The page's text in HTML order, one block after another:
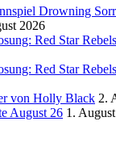
Drowning
2026
Red Star
Red Star
von Holly Black 2.
August 26 1.